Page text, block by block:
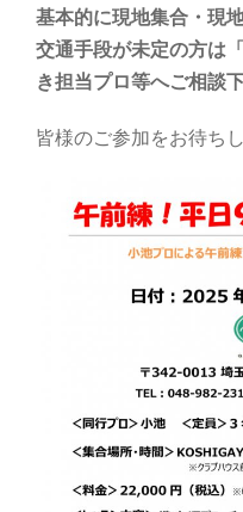
基本的に現地集合・現
交通手段が未定の方は
き担当プロ等へご相談下
皆様のご参加をお待ち